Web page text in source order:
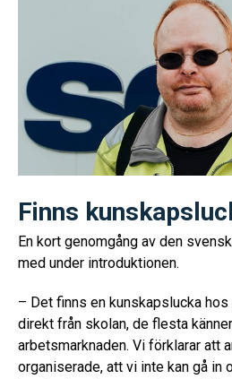
Finns
En kort genomgång av den
med under introduktionen.
– Det finns en kunskapslucka
direkt från skolan, de flesta
arbetsmarknaden. Vi förklarar att
organiserade, att vi inte kan gå in